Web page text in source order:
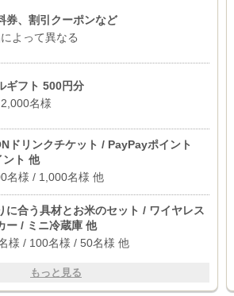
券、割引クーポンなど
よって異なる
ギフト 500円分
名様
ドリンクチケット / PayPayポイント
ント 他
名様 / 1,000名様 他
に合う具材とお米のセット / ワイヤレス
ー / ミニ冷蔵庫 他
様 / 100名様 / 50名様 他
もっと見る